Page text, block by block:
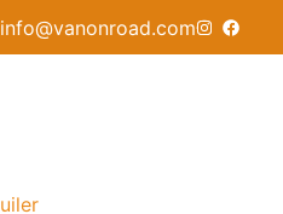
info@vanonroad.com